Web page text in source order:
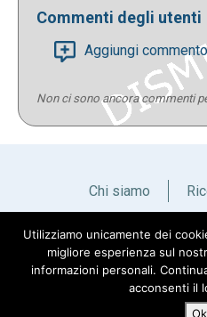
Commenti degli utenti
Aggiungi commento
Non ci sono ancora commenti
Chi siamo
Italiano
Utilizziamo unicamente dei
migliore esperienza sul
informazioni personali.
acconsenti il
Ok